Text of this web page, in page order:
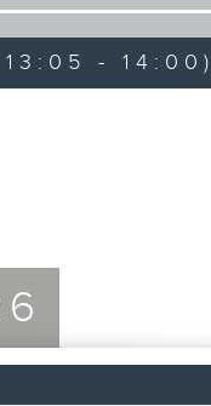
13:05 -